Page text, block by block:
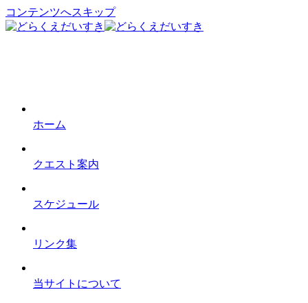
コンテンツへスキップ
ホーム
クエスト案内
スケジュール
リンク集
当サイトについて